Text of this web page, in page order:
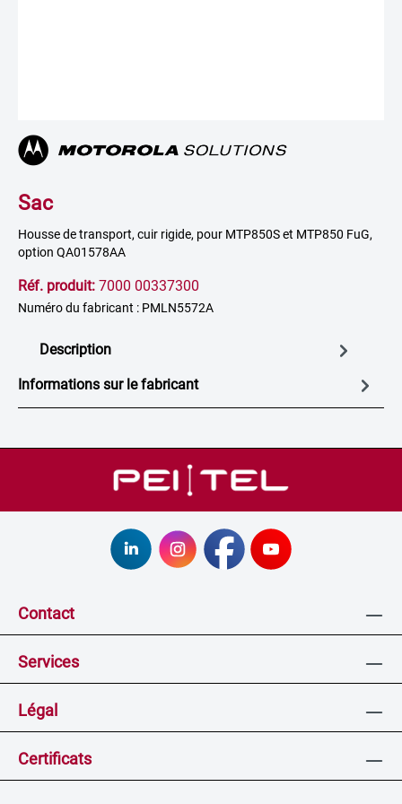
Sac
Housse de transport, cuir rigide, pour MTP850S et MTP850 FuG,
option QA01578AA
Réf. produit: 7000 00337300
Numéro du fabricant : PMLN5572A
Description
Informations sur le fabricant
Contact
Services
Légal
Certificats